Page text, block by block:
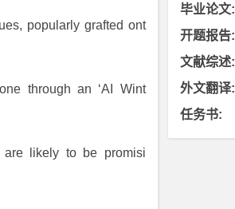
popularly grafted ont
through an ‘AI Wint
are likely to be promisi
毕业论文:
开题报告:
文献综述:
外文翻译:
任务书: